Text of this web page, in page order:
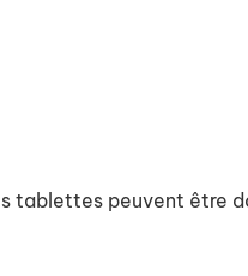
tablettes peuvent être